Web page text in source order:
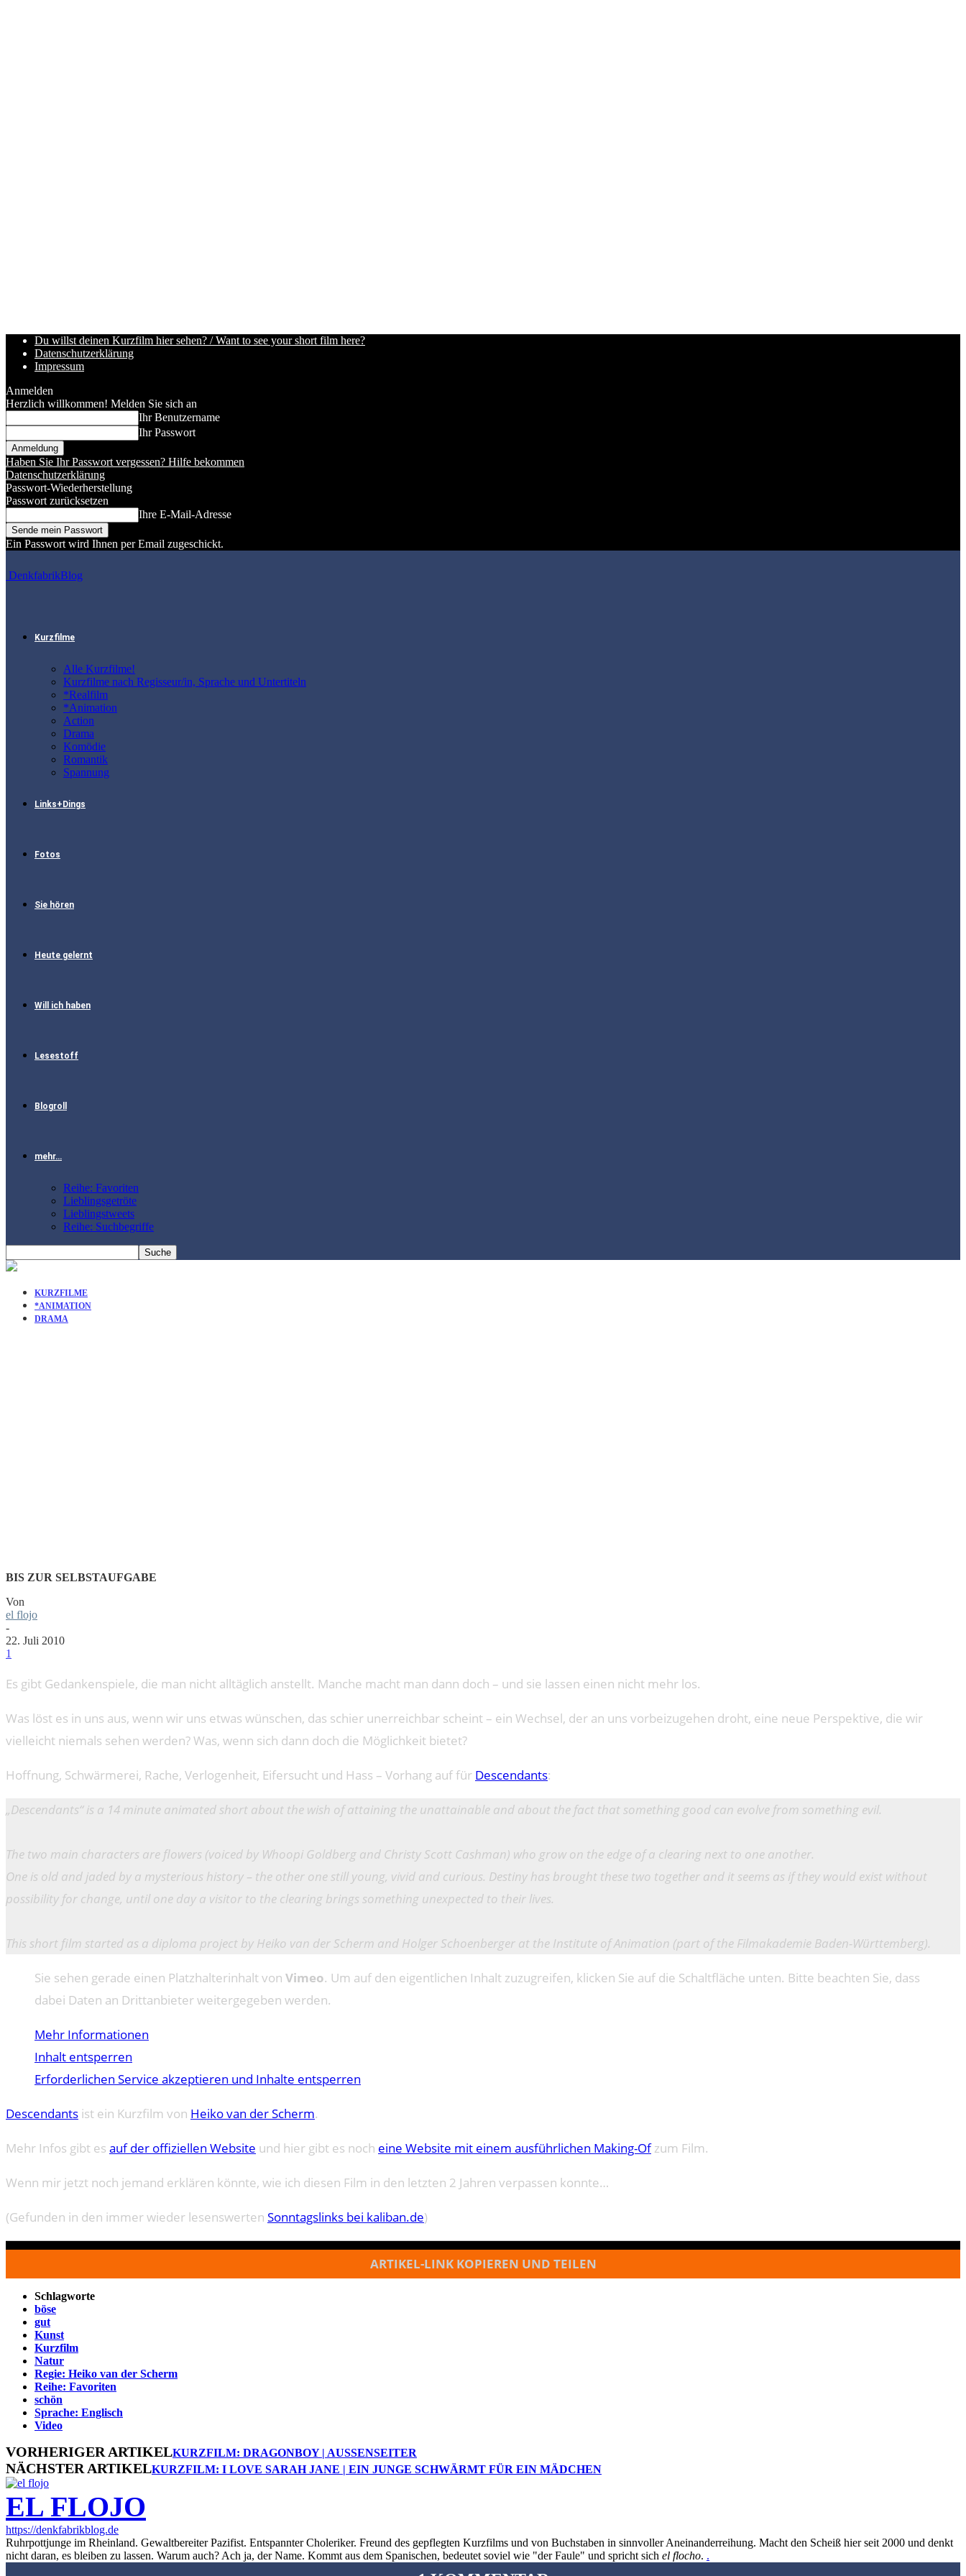
Du willst deinen Kurzfilm hier sehen? / Want to see your short film here?
Datenschutzerklärung
Impressum
Anmelden
Herzlich willkommen! Melden Sie sich an
Ihr Benutzername
Ihr Passwort
Haben Sie Ihr Passwort vergessen? Hilfe bekommen
Datenschutzerklärung
Passwort-Wiederherstellung
Passwort zurücksetzen
Ihre E-Mail-Adresse
Ein Passwort wird Ihnen per Email zugeschickt.
DenkfabrikBlog
Kurzfilme
Alle Kurzfilme!
Kurzfilme nach Regisseur/in, Sprache und Untertiteln
*Realfilm
*Animation
Action
Drama
Komödie
Romantik
Spannung
Links+Dings
Fotos
Sie hören
Heute gelernt
Will ich haben
Lesestoff
Blogroll
mehr…
Reihe: Favoriten
Lieblingsgetröte
Lieblingstweets
Reihe: Suchbegriffe
KURZFILME
*ANIMATION
DRAMA
BIS ZUR SELBSTAUFGABE
Von
el flojo
-
22. Juli 2010
1
Es gibt Gedankenspiele, die man nicht alltäglich anstellt. Manche macht man dann doch – und sie lassen einen nicht mehr los.
Was löst es in uns aus, wenn wir uns etwas wünschen, das schier unerreichbar scheint – ein Wechsel, der an uns vorbeizugehen droht, eine neue Perspektive, die wir
vielleicht niemals sehen werden? Was, wenn sich dann doch die Möglichkeit bietet?
Hoffnung, Schwärmerei, Rache, Verlogenheit, Eifersucht und Hass – Vorhang auf für Descendants:
„Descendants“ is a 14 minute animated short about the wish of attaining the unattainable and about the fact that something good can evolve from something evil.
The two main characters are flowers (voiced by Whoopi Goldberg and Christy Scott Cashman) who grow on the edge of a clearing next to one another.
One is old and jaded by a mysterious history – the other one still young, vivid and curious. Destiny has brought these two together and it seems as if they would exist without
possibility for change, until one day a visitor to the clearing brings something unexpected to their lives.
This short film started as a diploma project by Heiko van der Scherm and Holger Schoenberger at the Institute of Animation (part of the Filmakademie Baden-Württemberg).
Sie sehen gerade einen Platzhalterinhalt von Vimeo. Um auf den eigentlichen Inhalt zuzugreifen, klicken Sie auf die Schaltfläche unten. Bitte beachten Sie, dass
dabei Daten an Drittanbieter weitergegeben werden.
Mehr Informationen
Inhalt entsperren
Erforderlichen Service akzeptieren und Inhalte entsperren
Descendants ist ein Kurzfilm von Heiko van der Scherm.
Mehr Infos gibt es auf der offiziellen Website und hier gibt es noch eine Website mit einem ausführlichen Making-Ofzum Film.
Wenn mir jetzt noch jemand erklären könnte, wie ich diesen Film in den letzten 2 Jahren verpassen konnte…
(Gefunden in den immer wieder lesenswerten Sonntagslinks bei kaliban.de)
ARTIKEL-LINK KOPIEREN UND TEILEN
Schlagworte
böse
gut
Kunst
Kurzfilm
Natur
Regie: Heiko van der Scherm
Reihe: Favoriten
schön
Sprache: Englisch
Video
VORHERIGER ARTIKELKURZFILM: DRAGONBOY | AUSSENSEITER
NÄCHSTER ARTIKELKURZFILM: I LOVE SARAH JANE | EIN JUNGE SCHWÄRMT FÜR EIN MÄDCHEN
EL FLOJO
https://denkfabrikblog.de
Ruhrpottjunge im Rheinland. Gewaltbereiter Pazifist. Entspannter Choleriker. Freund des gepflegten Kurzfilms und von Buchstaben in sinnvoller Aneinanderreihung. Macht den Scheiß hier seit 2000 und denkt
nicht daran, es bleiben zu lassen. Warum auch? Ach ja, der Name. Kommt aus dem Spanischen, bedeutet soviel wie "der Faule" und spricht sich el flocho. .